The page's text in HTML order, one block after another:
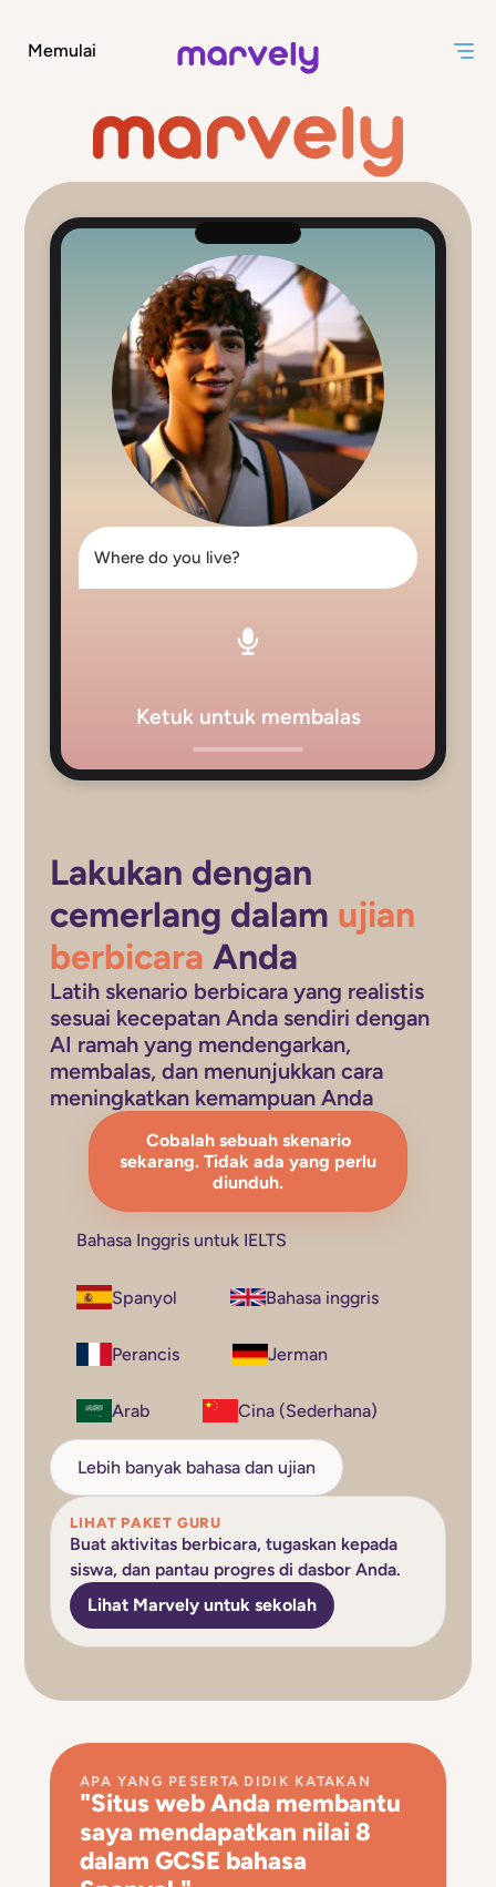
Memulai
Where do you live?
Ketuk untuk membalas
Lakukan dengan
cemerlang dalam ujian
berbicara Anda
Latih skenario berbicara yang realistis
sesuai kecepatan Anda sendiri dengan
AI ramah yang mendengarkan,
membalas, dan menunjukkan cara
meningkatkan kemampuan Anda
Cobalah sebuah skenario
sekarang. Tidak ada yang perlu
diunduh.
Bahasa Inggris untuk IELTS
Spanyol Bahasa inggris
Perancis Jerman
Arab Cina (Sederhana)
Lebih banyak bahasa dan ujian
LIHAT PAKET GURU
Buat aktivitas berbicara, tugaskan kepada
siswa, dan pantau progres di dasbor Anda.
Lihat Marvely untuk sekolah
APA YANG PESERTA DIDIK KATAKAN
"Situs web Anda membantu
saya mendapatkan nilai 8
dalam GCSE bahasa